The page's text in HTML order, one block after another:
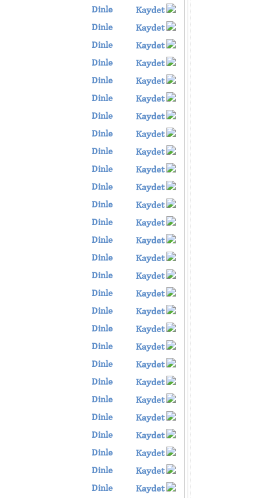
Dinle
Kaydet
Dinle
Kaydet
Dinle
Kaydet
Dinle
Kaydet
Dinle
Kaydet
Dinle
Kaydet
Dinle
Kaydet
Dinle
Kaydet
Dinle
Kaydet
Dinle
Kaydet
Dinle
Kaydet
Dinle
Kaydet
Dinle
Kaydet
Dinle
Kaydet
Dinle
Kaydet
Dinle
Kaydet
Dinle
Kaydet
Dinle
Kaydet
Dinle
Kaydet
Dinle
Kaydet
Dinle
Kaydet
Dinle
Kaydet
Dinle
Kaydet
Dinle
Kaydet
Dinle
Kaydet
Dinle
Kaydet
Dinle
Kaydet
Dinle
Kaydet